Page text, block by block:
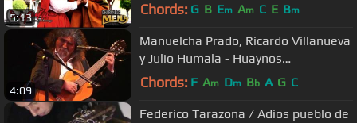
5:13 Chords: G B Em Am C E Bm
4:09
Manuelcha Prado, Ricardo Villanueva
y Julio Humala - Huaynos
ayacuchanos
Chords: F Am Dm Bb A G C
Federico Tarazona / Adios pueblo de